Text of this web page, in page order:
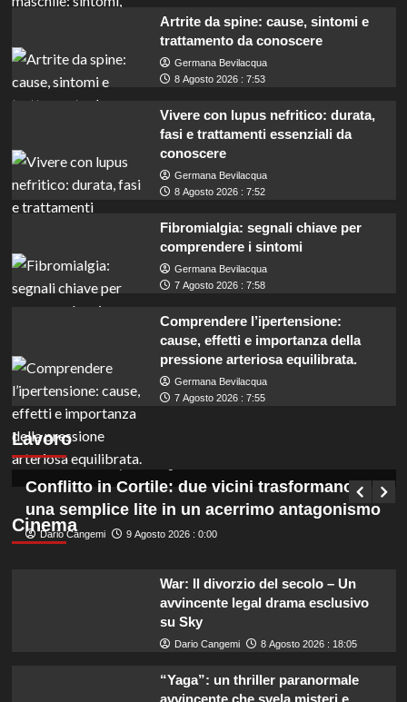
Artrite da spine: cause, sintomi e
trattamento da conoscere
Germana Bevilacqua
8 Agosto 2026 : 7:53
Vivere con lupus nefritico: durata,
fasi e trattamenti essenziali da
conoscere
Germana Bevilacqua
8 Agosto 2026 : 7:52
Fibromialgia: segnali chiave per
comprendere i sintomi
Germana Bevilacqua
7 Agosto 2026 : 7:58
Comprendere l’ipertensione:
cause, effetti e importanza della
pressione arteriosa equilibrata.
Germana Bevilacqua
7 Agosto 2026 : 7:55
Lavoro
Roma: Palestrina cerca istruttori
amministrativi contabili, diploma richiesto per
partecipare al concorso.
Germana Bevilacqua
Cinema
Conflitto in Cortile: due vicini trasformano
una semplice lite in un acerrimo antagonismo
Dario Cangemi 9 Agosto 2026 : 0:00
War: Il divorzio del secolo – Un
avvincente legal drama esclusivo
su Sky
Dario Cangemi 8 Agosto 2026 : 18:05
“Yaga”: un thriller paranormale
avvincente che svela misteri e